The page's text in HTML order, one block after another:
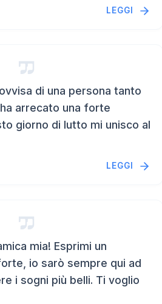
LEGGI
di una persona tanto
arrecato una forte
giorno di lutto mi unisco al
LEGGI
mia! Esprimi un
io sarò sempre qui ad
i sogni più belli. Ti voglio